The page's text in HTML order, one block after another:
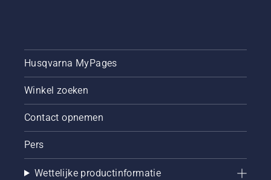
Husqvarna MyPages
Winkel zoeken
Contact opnemen
Pers
Wettelijke productinformatie